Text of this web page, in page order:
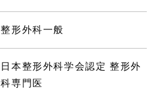
整形外科一般
日本整形外科学会認定 整形外
科専門医